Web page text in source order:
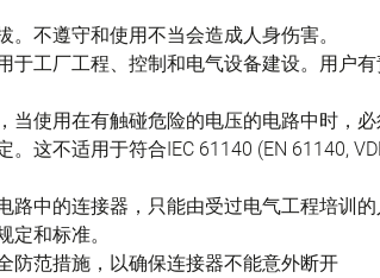
。不遵守和使用不当会造成人身伤害。
于工厂工程、控制和电气设备建设。用户
当使用在有触碰危险的电压的电路中时，
这不适用于符合IEC 61140 (EN 61140,
路中的连接器，只能由受过电气工程培训
定和标准。
防范措施，以确保连接器不能意外断开